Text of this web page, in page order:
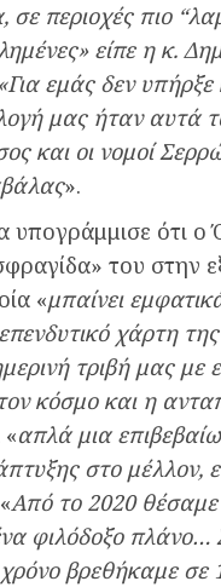
περιοχές πιο
είπε η κ.
εμάς δεν υπήρξε
μας ήταν αυτά
και οι νομοί
».
ότι ο
του στην
«μπαίνει
επενδυτικό χάρτη
τριβή μας με
κόσμο και η
απλά μια
στο μέλλον,
Από το 2020 θέσαμε
φιλόδοξο πλάνο…
βρεθήκαμε σε